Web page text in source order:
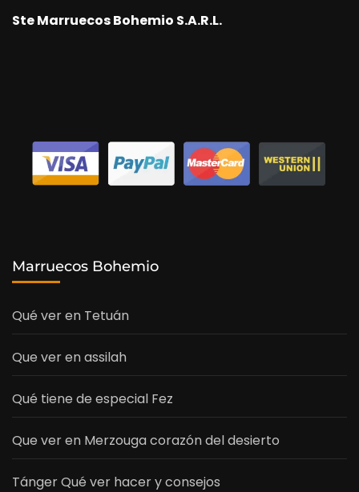
Ste Marruecos Bohemio S.A.R.L.
Marruecos Bohemio
Qué ver en Tetuán
Que ver en assilah
Qué tiene de especial Fez
Que ver en Merzouga corazón del desierto
Tánger Qué ver hacer y consejos